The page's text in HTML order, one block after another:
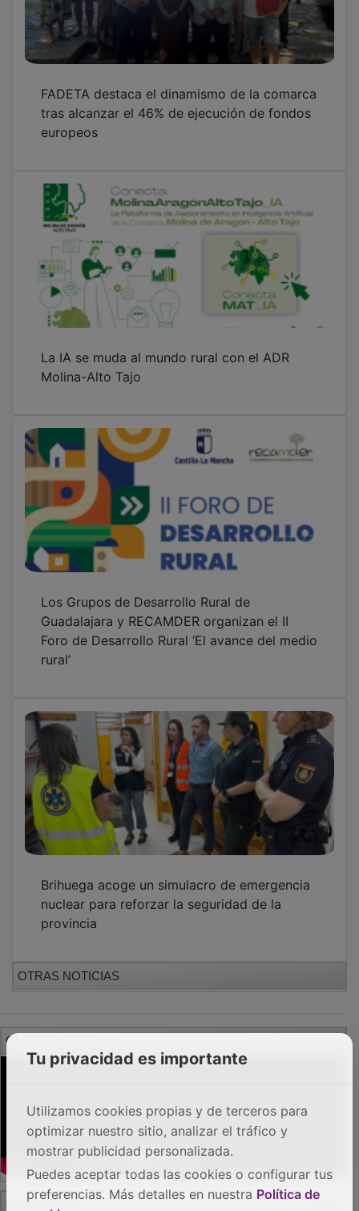
tras alcanzar el 46% de ejecución de fondos
europeos
Molina-Alto Tajo
Guadalajara y RECAMDER organizan el II
Foro de Desarrollo Rural ‘El avance del medio
rural’
nuclear para reforzar la seguridad de la
provincia
OTRAS NOTICIAS
GUADA TV MEDIA
PUBLICIDAD
Tu privacidad es importante
Utilizamos cookies propias y de terceros para
optimizar nuestro sitio, analizar el tráfico y
mostrar publicidad personalizada.
Puedes aceptar todas las cookies o configurar tus
preferencias. Más detalles en nuestra Política de